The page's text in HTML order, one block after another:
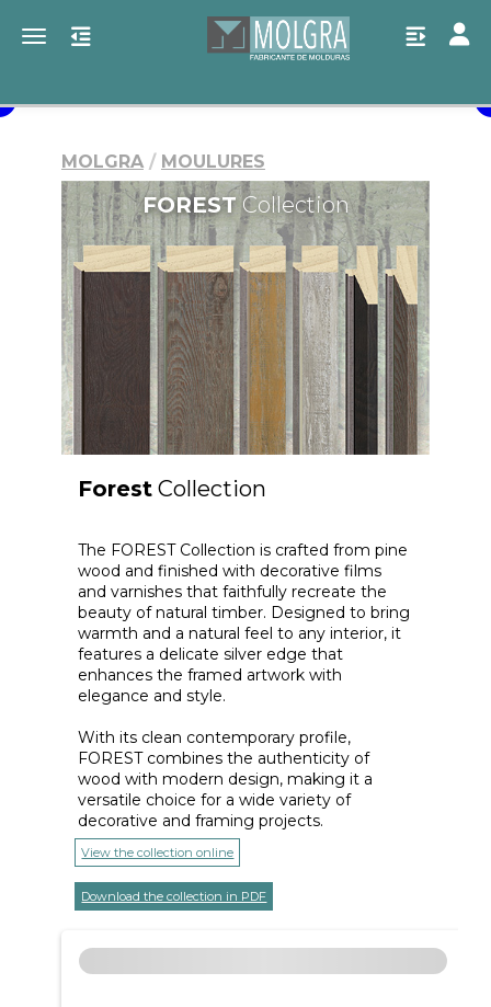
Toggle navigation
MOLGRA MOULURES
FOREST Collection
ForestCollection
The FOREST Collection is crafted from pine
wood and finished with decorative films
and varnishes that faithfully recreate the
beauty of natural timber. Designed to bring
warmth and a natural feel to any interior, it
features a delicate silver edge that
enhances the framed artwork with
elegance and style.
With its clean contemporary profile,
FOREST combines the authenticity of
wood with modern design, making it a
versatile choice for a wide variety of
decorative and framing projects.
View the collection online
Download the collection in PDF